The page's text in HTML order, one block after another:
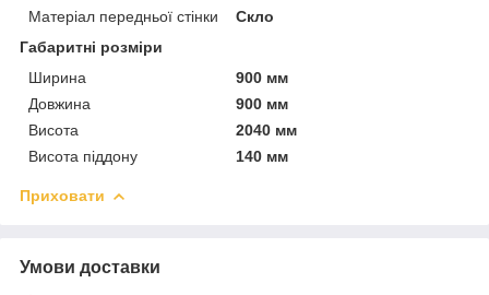
Матеріал передньої стінки
Скло
Габаритні розміри
Ширина
900 мм
Довжина
900 мм
Висота
2040 мм
Висота піддону
140 мм
Приховати
Умови доставки